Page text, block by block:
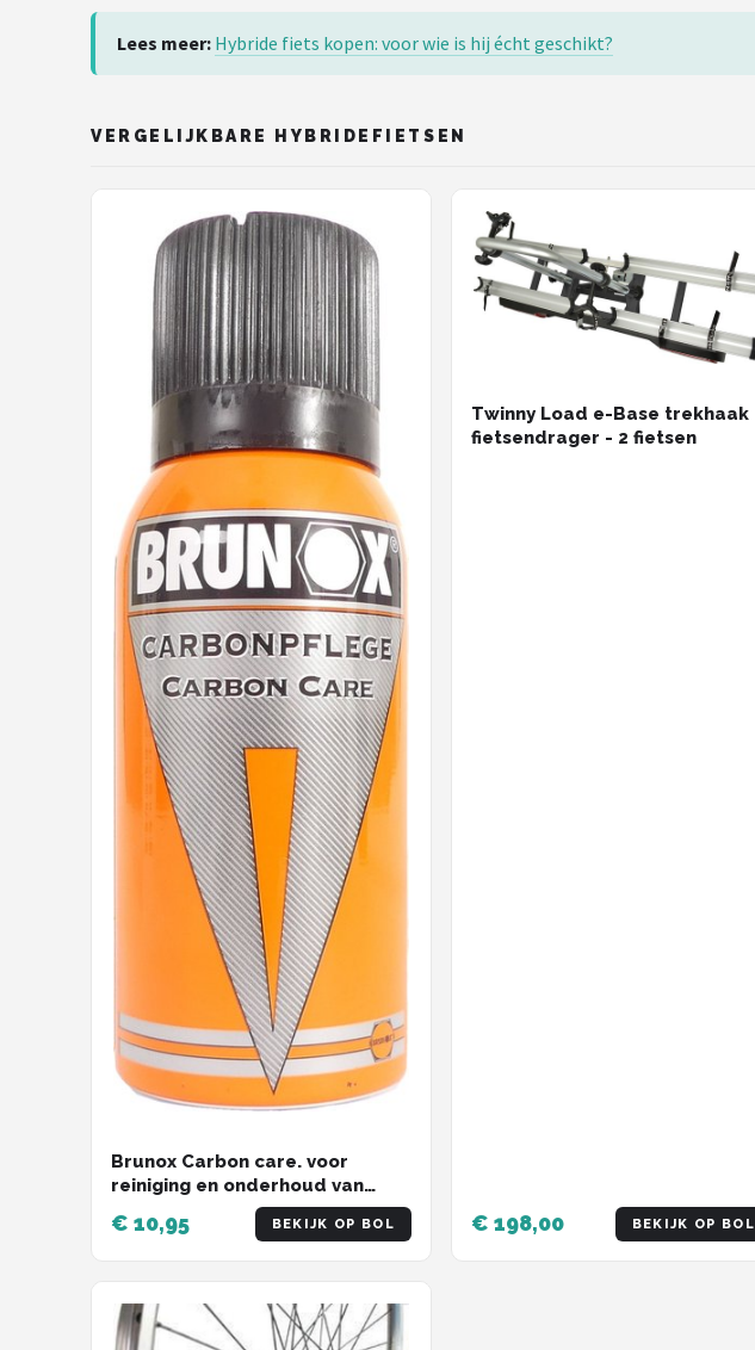
Lees meer: Hybride fiets kopen: voor wie is hij écht geschikt?
VERGELIJKBARE HYBRIDEFIETSEN
Brunox Carbon care. voor
reiniging en onderhoud van
hoogwaardig carbon frames en
onderdelen 120ml
€ 10,95 BEKIJK OP BOL
Twinny Load e-Base trekhaak
fietsendrager - 2 fietsen
€ 198,00 BEKIJK OP BOL